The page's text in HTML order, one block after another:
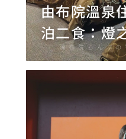
由布院溫泉
泊二食：燈